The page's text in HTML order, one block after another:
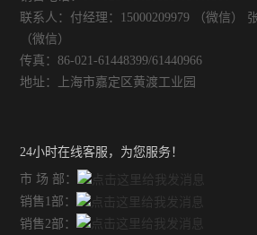
联系人：付经理：15000209979 （微信）
（微信）
传真：86-021-61448399/61440966
地址：上海市嘉定区黄渡工业园
24小时在线客服，为您服务！
市 场 部：
销售1部：
销售2部：